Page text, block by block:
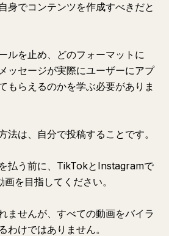
身でコンテンツを作成すべきだと
ルを止め、どのフォーマットに
ッセージが実際にユーザーにアプ
もらえるのかを学ぶ必要がありま
法は、自分で投稿することです。
払う前に、TikTokとInstagramで
を目指してください。
ませんが、すべての動画をバイラ
わけではありません。